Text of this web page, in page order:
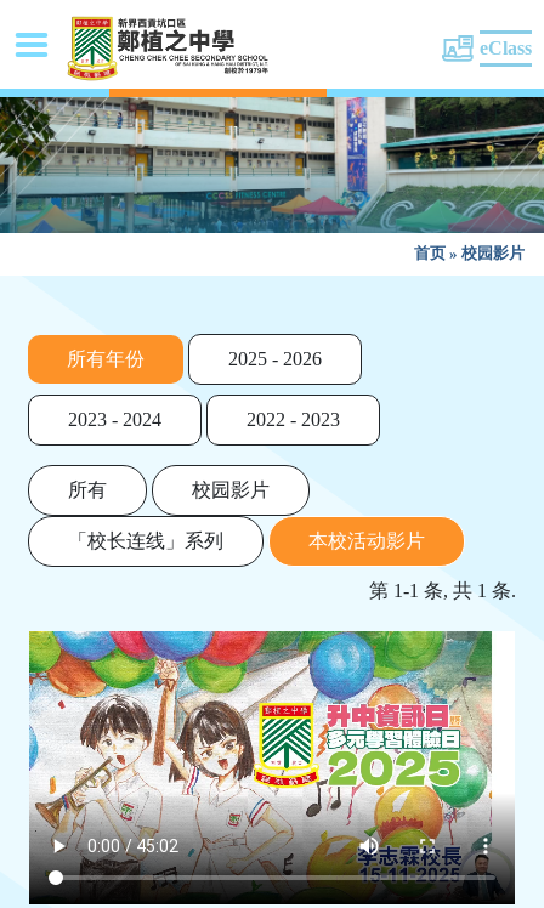
eClass
首页 » 校园影片
所有年份 2025 - 2026
2023 - 2024 2022 - 2023
所有 校园影片
「校长连线」系列 本校活动影片
第 1-1 条, 共 1 条.